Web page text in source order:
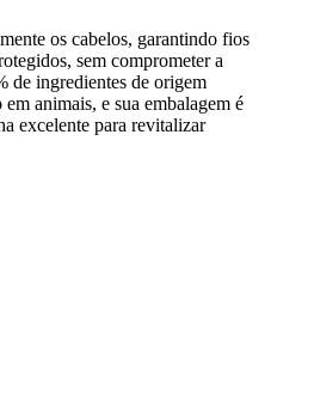
os cabelos, garantindo fios
sem comprometer a
de ingredientes de origem
animais, e sua embalagem é
excelente para revitalizar